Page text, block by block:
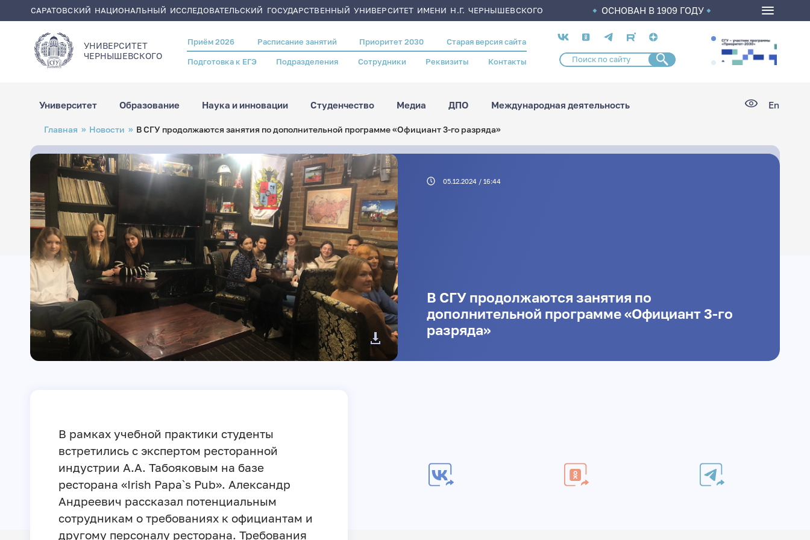
содержанию
САРАТОВСКИЙ НАЦИОНАЛЬНЫЙ ИССЛЕДОВАТЕЛЬСКИЙ ГОСУДАРСТВЕННЫЙ УНИВЕРСИТЕТ ИМЕНИ Н.Г. ЧЕРНЫШЕВСКОГО ОСНОВАН В 1909 ГОДУ
УНИВЕРСИТЕТ
ЧЕРНЫШЕВСКОГO
Header
menu
Приём 2026 Расписание занятий Приоритет 2030 Старая версия сайта
Подготовка к ЕГЭ Подразделения Сотрудники Реквизиты Контакты
Социальные
сети
Университет Образование Наука и инновации Студенчество Медиа ДПО Международная деятельность En
Строка
навигации
Главная Новости В СГУ продолжаются занятия по дополнительной программе «Официант 3-го разряда»
05.12.2024 / 16:44
В СГУ продолжаются занятия по
дополнительной программе «Официант 3-го
разряда»
В рамках учебной практики студенты
встретились с экспертом ресторанной
индустрии А.А. Табояковым на базе
ресторана «Irish Papa`s Pub». Александр
Андреевич рассказал потенциальным
сотрудникам о требованиях к официантам и
другому персоналу ресторана. Требования